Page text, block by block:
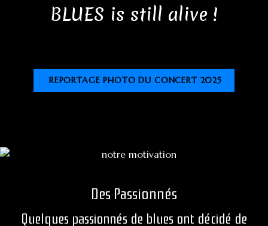
BLUES is still alive !
REPORTAGE PHOTO DU CONCERT 2025
Des Passionnés
Quelques passionnés de blues ont décidé de